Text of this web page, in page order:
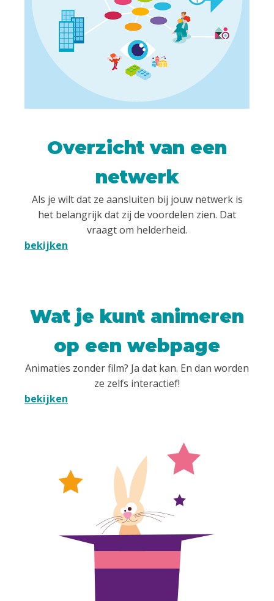
Overzicht van een
netwerk
Als je wilt dat ze aansluiten bij jouw netwerk is
het belangrijk dat zij de voordelen zien. Dat
vraagt om helderheid.
bekijken
Wat je kunt animeren
op een webpage
Animaties zonder film? Ja dat kan. En dan worden
ze zelfs interactief!
bekijken